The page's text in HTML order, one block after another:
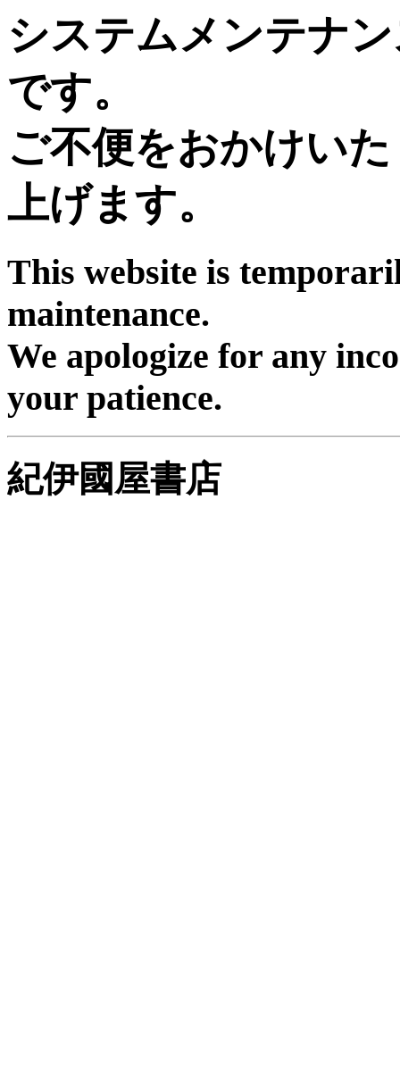
システムメンテナ
です。
ご不便をおかけい
上げます。
This website is
maintenance.
We apologize for any
your patience.
紀伊國屋書店